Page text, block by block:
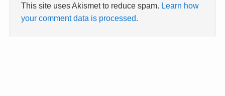
This site uses Akismet to reduce spam. Learn how
your comment data is processed.